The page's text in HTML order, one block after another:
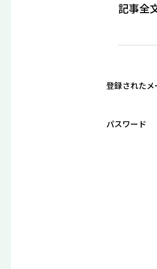
記事全
登録された
パスワード